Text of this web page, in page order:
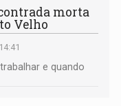
morta
Velho
e quando